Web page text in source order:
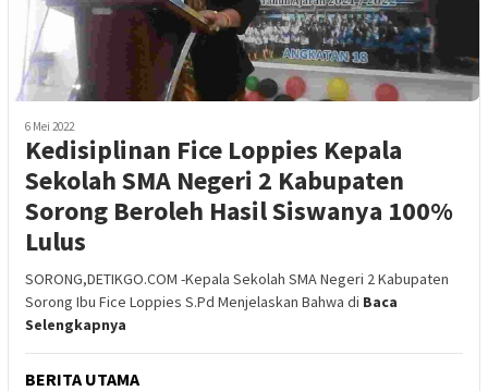
6 Mei 2022
Kedisiplinan Fice Loppies Kepala
Sekolah SMA Negeri 2 Kabupaten
Sorong Beroleh Hasil Siswanya 100%
Lulus
SORONG,DETIKGO.COM -Kepala Sekolah SMA Negeri 2 Kabupaten
Sorong Ibu Fice Loppies S.Pd Menjelaskan Bahwa di Baca
Selengkapnya
BERITA UTAMA